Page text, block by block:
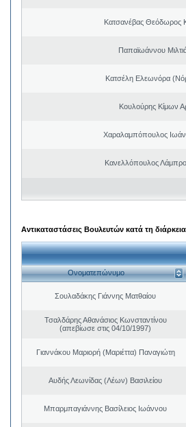
Κατσανέβας Θεόδωρος
Παπαϊωάννου
Κατσέλη Ελεωνόρα
Κουλούρης Κίμων
Χαραλαμπόπουλος
Κανελλόπουλος
Αντικαταστάσεις Βουλευτών κατά τη
Ονοματεπώνυμο
Σουλαδάκης Γιάννης Ματθαίου
Τσαλδάρης Αθανάσιος Κωνσταντίνου
(απεβίωσε στις 04/10/1997)
Γιαννάκου Μαριορή (Μαριέττα) Παναγιώτη
Αυδής Λεωνίδας (Λέων) Βασιλείου
Μπαρμπαγιάννης Βασίλειος Ιωάννου